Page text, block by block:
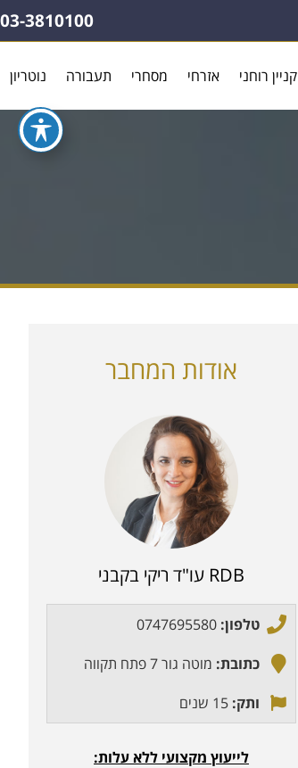
03-3810100
קניין רוחני אזרחי מסחרי תעבורה נוטריון
אודות המחבר
RDB עו"ד ריקי בקבני
טלפון: 0747695580
כתובת: מוטה גור 7 פתח תקווה
ותק: 15 שנים
לייעוץ מקצועי ללא עלות: